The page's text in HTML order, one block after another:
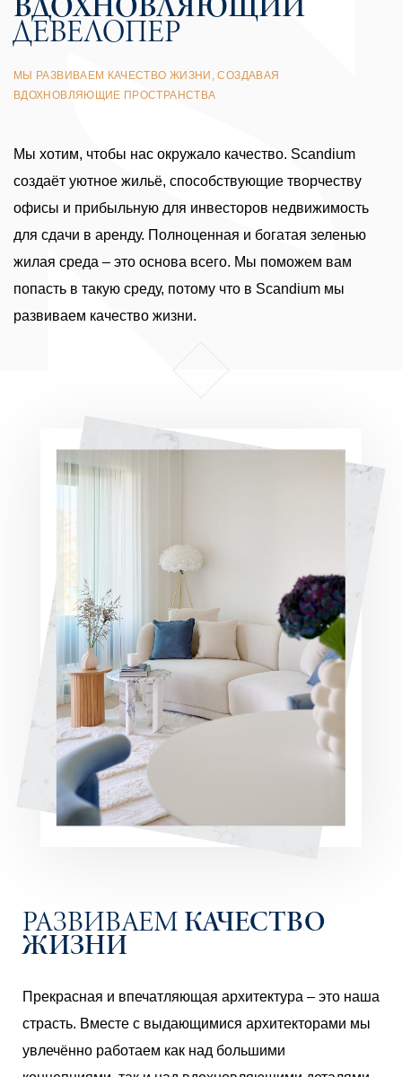
ДЕВЕЛОПЕР
МЫ РАЗВИВАЕМ КАЧЕСТВО ЖИЗНИ, СОЗДАВАЯ
ВДОХНОВЛЯЮЩИЕ ПРОСТРАНСТВА
Мы хотим, чтобы нас окружало качество. Scandium
создаёт уютное жильё, способствующие творчеству
офисы и прибыльную для инвесторов недвижимость
для сдачи в аренду. Полноценная и богатая зеленью
жилая среда – это основа всего. Мы поможем вам
попасть в такую среду, потому что в Scandium мы
развиваем качество жизни.
РАЗВИВАЕМКАЧЕСТВО
ЖИЗНИ
Прекрасная и впечатляющая архитектура – это наша
страсть. Вместе с выдающимися архитекторами мы
увлечённо работаем как над большими